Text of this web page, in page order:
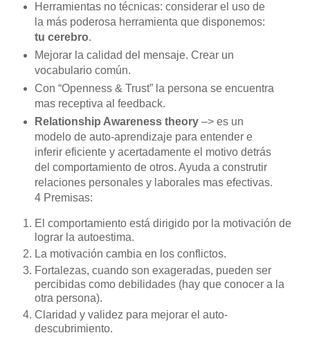
Herramientas no técnicas: considerar el uso de
la más poderosa herramienta que disponemos:
tu cerebro.
Mejorar la calidad del mensaje. Crear un
vocabulario común.
Con “Openness & Trust” la persona se encuentra
mas receptiva al feedback.
Relationship Awareness theory–> es un
modelo de auto-aprendizaje para entender e
inferir eficiente y acertadamente el motivo detrás
del comportamiento de otros. Ayuda a construtir
relaciones personales y laborales mas efectivas.
4 Premisas:
El comportamiento está dirigido por la motivación de
lograr la autoestima.
La motivación cambia en los conflictos.
Fortalezas, cuando son exageradas, pueden ser
percibidas como debilidades (hay que conocer a la
otra persona).
Claridad y validez para mejorar el auto-
descubrimiento.